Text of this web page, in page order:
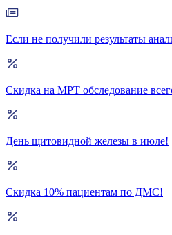
Если не получили результаты
Скидка на МРТ обследование
День щитовидной железы в июле!
Скидка 10% пациентам по ДМС!